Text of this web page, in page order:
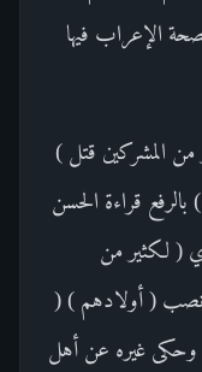
الإعراب فيها
من المشركين قتل )
قراءة الحسن
( لكثير من
( أولادهم ) (
وحكى غيره عن أهل